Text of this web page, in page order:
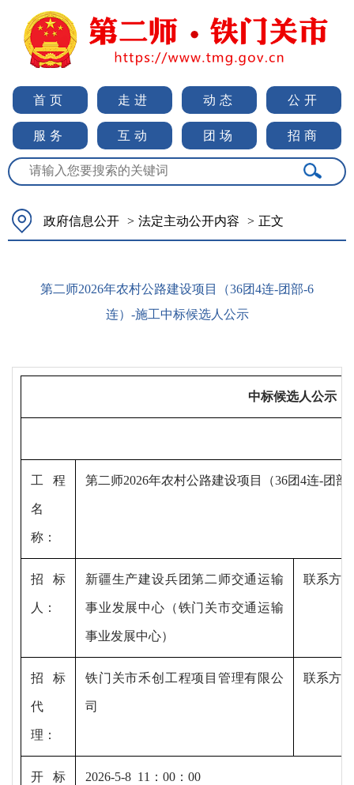
首页 走进 动态 公开
服务 互动 团场 招商
政府信息公开 > 法定主动公开内容 > 正文
第二师2026年农村公路建设项目（36团4连-团部-6
连）-施工中标候选人公示
中标候选人公示
工程
名
称 ：
第二师2026年农村公路建设项目（36团4连-团部
招标
人 ：
新疆生产建设兵团第二师交通运输
事业发展中心（铁门关市交通运输
事业发展中心）
联系方式
招标
代
理 ：
铁门关市禾创工程项目管理有限公
司
联系方式
开标 2026-5-8 11：00：00